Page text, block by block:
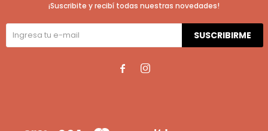
¡Suscribite y recibí todas nuestras novedades!
SUSCRIBIRME
 